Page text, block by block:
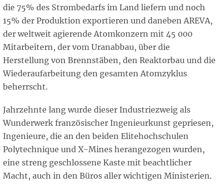
die 75% des Strombedarfs im Land liefern und noch
15% der Produktion exportieren und daneben AREVA,
der weltweit agierende Atomkonzern mit 45 000
Mitarbeitern, der vom Uranabbau, über die
Herstellung von Brennstäben, den Reaktorbau und die
Wiederaufarbeitung den gesamten Atomzyklus
beherrscht.
Jahrzehnte lang wurde dieser Industriezweig als
Wunderwerk französischer Ingenieurkunst gepriesen,
Ingenieure, die an den beiden Elitehochschulen
Polytechnique und X-Mines herangezogen wurden,
eine streng geschlossene Kaste mit beachtlicher
Macht, auch in den Büros aller wichtigen Ministerien.